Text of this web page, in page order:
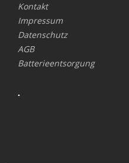
Kontakt
Impressum
Datenschutz
AGB
Batterieentsorgung
.